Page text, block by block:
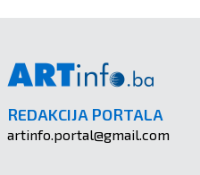
REDAKCIJA PORTALA
artinfo.portal@gmail.com